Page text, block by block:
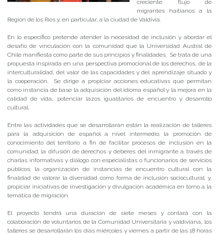
creciente flujo de
migrantes haitianos a la
Región de los Ríos y, en particular, a la ciudad de Valdivia.
En lo específico pretende atender la necesidad de inclusión y abordar el
desafío de vinculación con la comunidad que la Universidad Austral de
Chile manifiesta como parte de sus principios y finalidades. Se trata de una
propuesta inspirada en una perspectiva promocional de los derechos, de la
interculturalidad, del valor de las capacidades y del aprendizaje situado y
la cooperación. Se dirige a propiciar acciones educativas que permitan
como instancia de base la adquisición del idioma español y la mejora en la
calidad de vida, potenciar lazos igualitarios de encuentro y desarrollo
cultural.
Entre las actividades que se desarrollarán están la realización de talleres
para la adquisición de español a nivel intermedio; la promoción de
conocimiento del territorio a fin de facilitar procesos de inclusión en la
comunidad; la difusión de derechos y deberes del inmigrante a través de
charlas informativas y diálogo con especialistas o funcionarios de servicios
públicos; la organización de instancias de encuentro cultural con la
finalidad de valorar la diversidad como forma de inclusión sociocultural; y,
propiciar iniciativas de investigación y divulgación académica en torno a la
temática de migración.
El proyecto tendrá una duración de siete meses y contará con la
colaboración de voluntarios de la Comunidad Universitaria y valdiviana, los
talleres se desarrollarán los días miércoles y viernes a partir de las 18 horas